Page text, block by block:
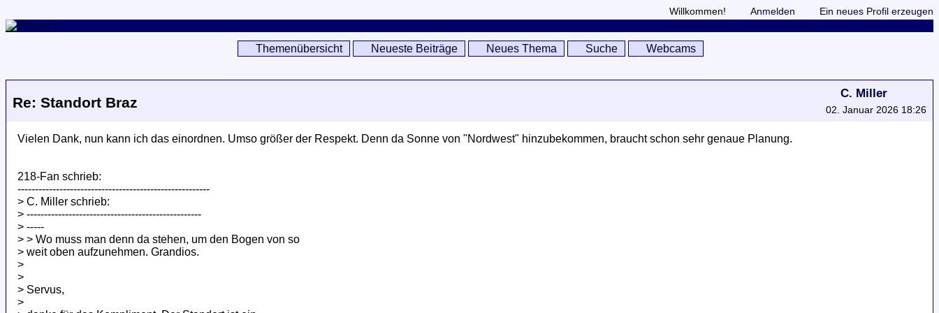
Willkommen! Anmelden Ein neues Profil erzeugen
Themenübersicht Neueste Beiträge Neues Thema Suche Webcams
Re: Standort Braz
C. Miller
02. Januar 2026 18:26
Vielen Dank, nun kann ich das einordnen. Umso größer der Respekt. Denn da Sonne von "Nordwest" hinzubekommen, braucht schon sehr genaue Planung.
218-Fan schrieb:
-------------------------------------------------------
> C. Miller schrieb:
> --------------------------------------------------
> -----
> > Wo muss man denn da stehen, um den Bogen von so
> weit oben aufzunehmen. Grandios.
>
>
> Servus,
>